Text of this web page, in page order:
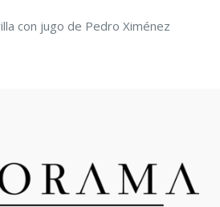
con jugo de Pedro Ximénez